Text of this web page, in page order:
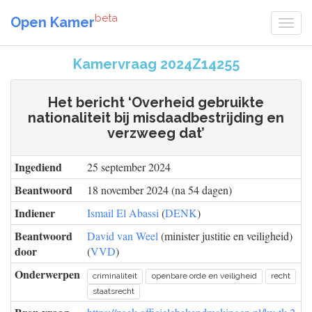
Open Kamerbeta
Kamervraag 2024Z14255
Het bericht ‘Overheid gebruikte
nationaliteit bij misdaadbestrijding en
verzweeg dat’
Ingediend 25 september 2024
Beantwoord 18 november 2024 (na 54 dagen)
Indiener Ismail El Abassi (DENK)
Beantwoord
door
David van Weel (minister justitie en veiligheid)
(VVD)
Onderwerpen criminaliteit openbare orde en veiligheid
recht
staatsrecht